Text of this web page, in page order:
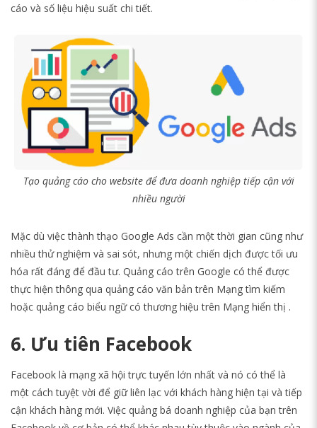
cáo và số liệu hiệu suất chi tiết.
Tạo quảng cáo cho website để đưa doanh nghiệp tiếp cận với
nhiều người
Mặc dù việc thành thạo Google Ads cần một thời gian cũng như
nhiều thử nghiệm và sai sót, nhưng một chiến dịch được tối ưu
hóa rất đáng để đầu tư. Quảng cáo trên Google có thể được
thực hiện thông qua quảng cáo văn bản trên Mạng tìm kiếm
hoặc quảng cáo biểu ngữ có thương hiệu trên Mạng hiển thị .
6. Ưu tiên Facebook
Facebook là mạng xã hội trực tuyến lớn nhất và nó có thể là
một cách tuyệt vời để giữ liên lạc với khách hàng hiện tại và tiếp
cận khách hàng mới. Việc quảng bá doanh nghiệp của bạn trên